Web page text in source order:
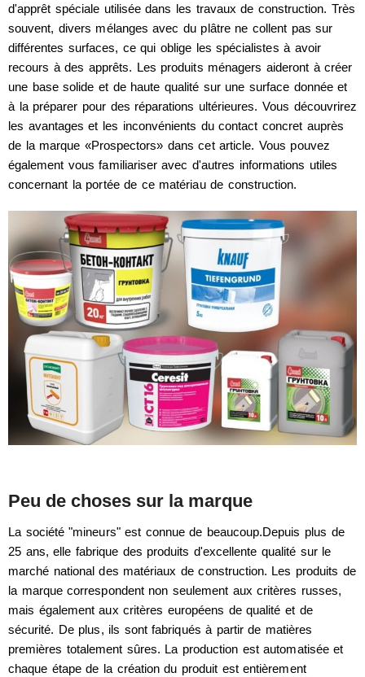
d'apprêt spéciale utilisée dans les travaux de construction. Très
souvent, divers mélanges avec du plâtre ne collent pas sur
différentes surfaces, ce qui oblige les spécialistes à avoir
recours à des apprêts. Les produits ménagers aideront à créer
une base solide et de haute qualité sur une surface donnée et
à la préparer pour des réparations ultérieures. Vous découvrirez
les avantages et les inconvénients du contact concret auprès
de la marque «Prospectors» dans cet article. Vous pouvez
également vous familiariser avec d'autres informations utiles
concernant la portée de ce matériau de construction.
Peu de choses sur la marque
La société "mineurs" est connue de beaucoup.Depuis plus de
25 ans, elle fabrique des produits d'excellente qualité sur le
marché national des matériaux de construction. Les produits de
la marque correspondent non seulement aux critères russes,
mais également aux critères européens de qualité et de
sécurité. De plus, ils sont fabriqués à partir de matières
premières totalement sûres. La production est automatisée et
chaque étape de la création du produit est entièrement